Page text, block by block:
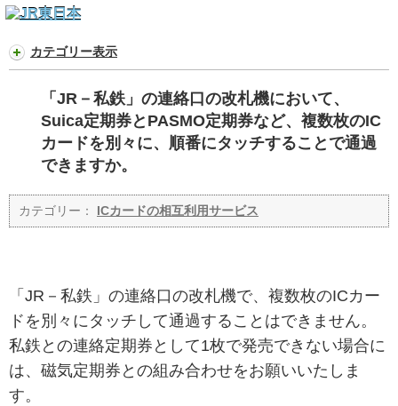
カテゴリー表示
「JR－私鉄」の連絡口の改札機において、
Suica定期券とPASMO定期券など、複数枚のIC
カードを別々に、順番にタッチすることで通過
できますか。
カテゴリー： ICカードの相互利用サービス
「JR－私鉄」の連絡口の改札機で、複数枚のICカー
ドを別々にタッチして通過することはできません。
私鉄との連絡定期券として1枚で発売できない場合に
は、磁気定期券との組み合わせをお願いいたしま
す。